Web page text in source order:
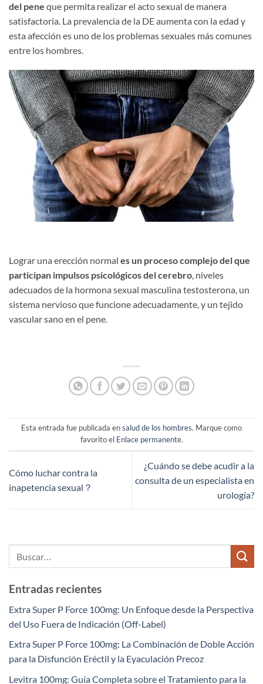
del pene que permita realizar el acto sexual de manera
satisfactoria. La prevalencia de la DE aumenta con la edad y
esta afección es uno de los problemas sexuales más comunes
entre los hombres.
Lograr una erección normal es un proceso complejo del que
participan impulsos psicológicos del cerebro, niveles
adecuados de la hormona sexual masculina testosterona, un
sistema nervioso que funcione adecuadamente, y un tejido
vascular sano en el pene.
Esta entrada fue publicada ensalud de los hombres. Marque como
favorito el Enlace permanente.
Cómo luchar contra la
inapetencia sexual？
¿Cuándo se debe acudir a la
consulta de un especialista en
urología?
Entradas recientes
Extra Super P Force 100mg: Un Enfoque desde la Perspectiva
del Uso Fuera de Indicación (Off-Label)
Extra Super P Force 100mg: La Combinación de Doble Acción
para la Disfunción Eréctil y la Eyaculación Precoz
Levitra 100mg: Guía Completa sobre el Tratamiento para la